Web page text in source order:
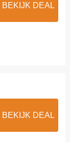
BEKIJK DEAL
BEKIJK DEAL